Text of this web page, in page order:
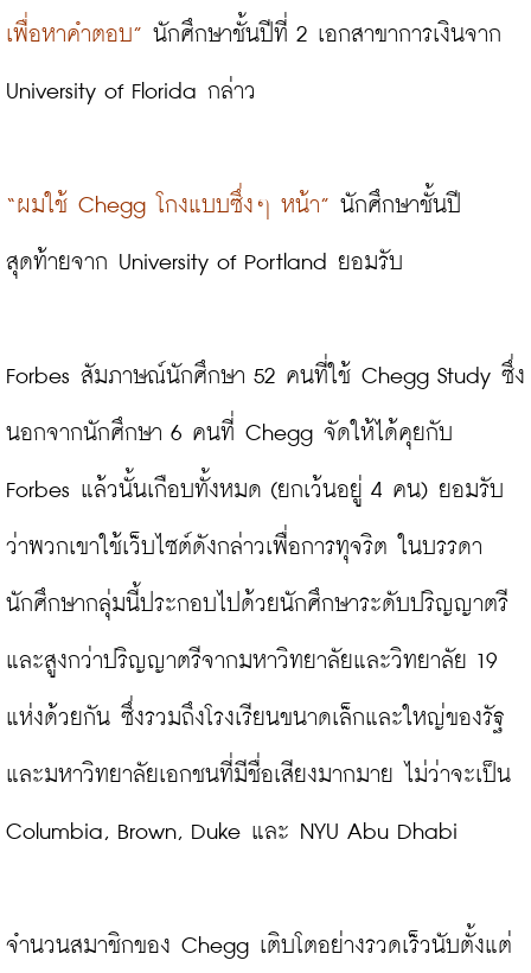
เพื่อหาคำตอบ” นักศึกษาชั้นปีที่ 2 เอกสาขาการเงินจาก
University of Florida กล่าว
“ผมใช้ Chegg โกงแบบซึ่งๆ หน้า” นักศึกษาชั้นปี
สุดท้ายจาก University of Portland ยอมรับ
Forbes สัมภาษณ์นักศึกษา 52 คนที่ใช้ Chegg Study ซึ่ง
นอกจากนักศึกษา 6 คนที่ Chegg จัดให้ได้คุยกับ
Forbes แล้วนั้นเกือบทั้งหมด (ยกเว้นอยู่ 4 คน) ยอมรับ
ว่าพวกเขาใช้เว็บไซต์ดังกล่าวเพื่อการทุจริต ในบรรดา
นักศึกษากลุ่มนี้ประกอบไปด้วยนักศึกษาระดับปริญญาตรี
และสูงกว่าปริญญาตรีจากมหาวิทยาลัยและวิทยาลัย 19
แห่งด้วยกัน ซึ่งรวมถึงโรงเรียนขนาดเล็กและใหญ่ของรัฐ
และมหาวิทยาลัยเอกชนที่มีชื่อเสียงมากมาย ไม่ว่าจะเป็น
Columbia, Brown, Duke และ NYU Abu Dhabi
จำนวนสมาชิกของ Chegg เติบโตอย่างรวดเร็วนับตั้งแต่